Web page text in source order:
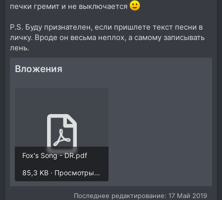
печки гремит и не выключается
P.S. Буду признателен, если пришлете текст песни в
личку. Вроде он весьма неплох, а самому записывать
лень.
Вложения
Fox's Song - DR.pdf
85,3 KB · Просмотры: 380
Последнее редактирование: 17 Май 2019